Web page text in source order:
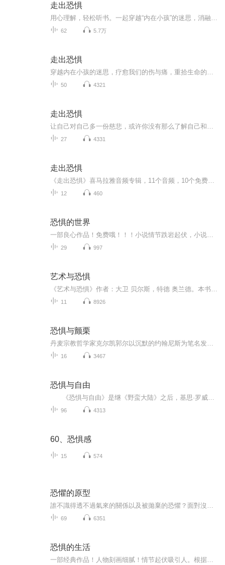
走出恐惧
62 5.7万
走出恐惧
50 4321
走出恐惧
27 4331
走出恐惧
12 460
恐惧的世界
29 997
艺术与恐惧
11 8926
恐惧与颤栗
16 3467
恐惧与自由
96 4313
60、恐惧感
15 574
恐懼的原型
69 6351
恐惧的生活